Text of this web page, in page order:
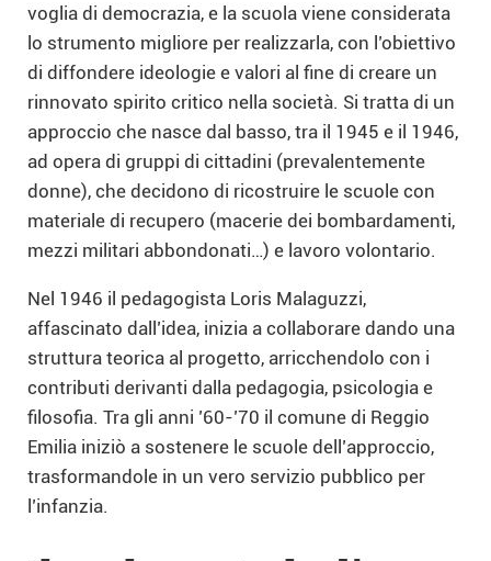
voglia di democrazia, e la scuola viene considerata
lo strumento migliore per realizzarla, con l’obiettivo
di diffondere ideologie e valori al fine di creare un
rinnovato spirito critico nella società. Si tratta di un
approccio che nasce dal basso, tra il 1945 e il 1946,
ad opera di gruppi di cittadini (prevalentemente
donne), che decidono di ricostruire le scuole con
materiale di recupero (macerie dei bombardamenti,
mezzi militari abbondonati…) e lavoro volontario.
Nel 1946 il pedagogista Loris Malaguzzi,
affascinato dall’idea, inizia a collaborare dando una
struttura teorica al progetto, arricchendolo con i
contributi derivanti dalla pedagogia, psicologia e
filosofia. Tra gli anni ’60-’70 il comune di Reggio
Emilia iniziò a sostenere le scuole dell’approccio,
trasformandole in un vero servizio pubblico per
l’infanzia.